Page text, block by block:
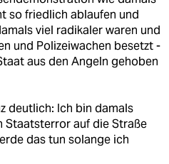
so friedlich ablaufen und
viel radikaler waren und
und Polizeiwachen besetzt -
aus den Angeln gehoben
deutlich: Ich bin damals
Staatsterror auf die Straße
das tun solange ich